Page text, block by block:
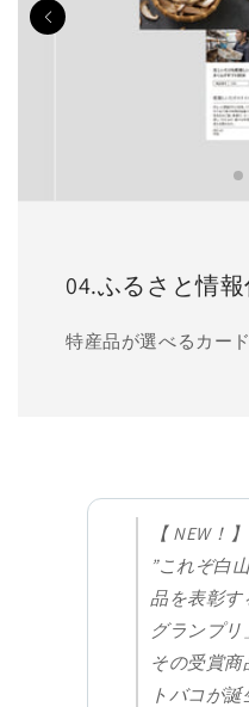
04.ふるさと情
特産品が選べるカー
【 NEW！】
”これぞ白
品を表彰
グランプリ
その受賞
トバコが